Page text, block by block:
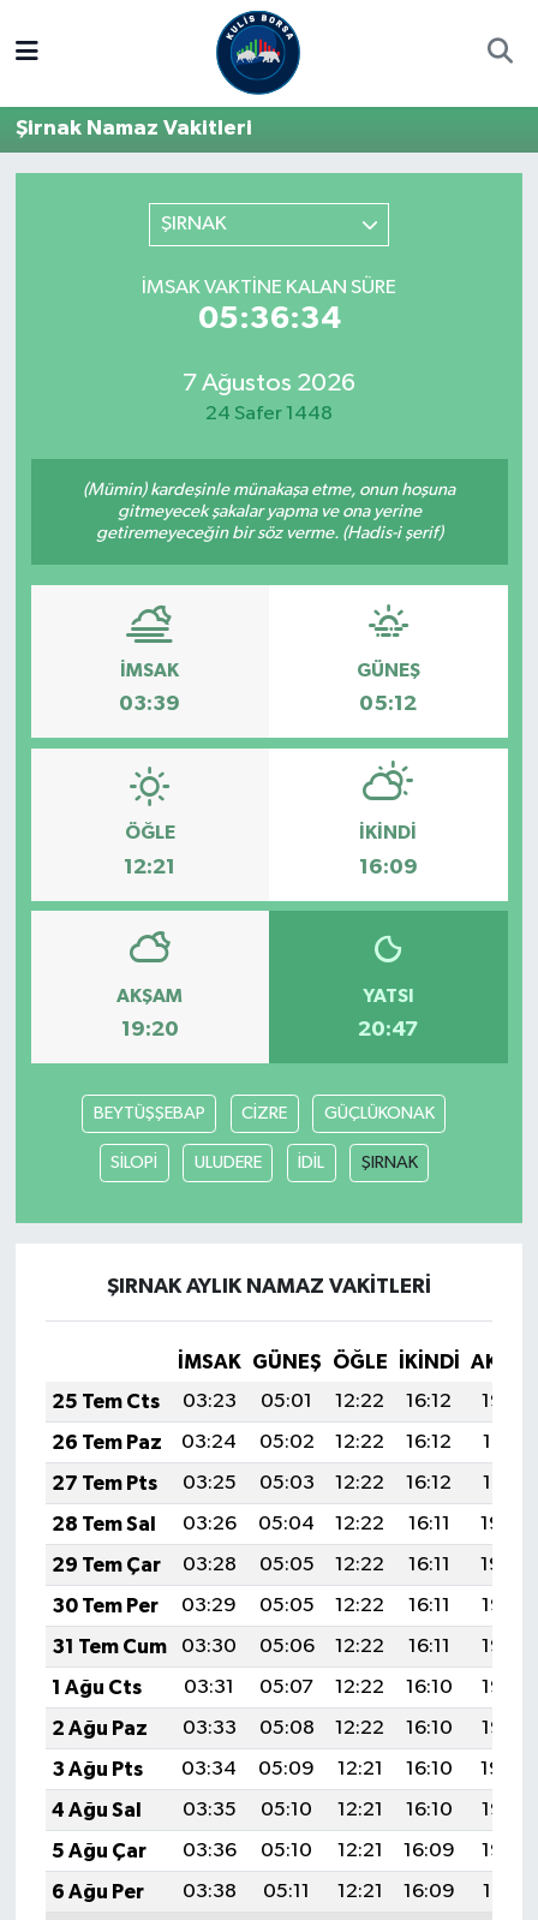
Şirnak Namaz Vakitleri
ŞIRNAK
İMSAK VAKTINE KALAN SÜRE
05:36:34
7 Ağustos 2026
24 Safer 1448
(Mümin) kardeşinle münakaşa etme, onun hoşuna
gitmeyecek şakalar yapma ve ona yerine
getiremeyeceğin bir söz verme. (Hadis-i şerif)
İMSAK
03:39
GÜNEŞ
05:12
ÖĞLE
12:21
İKINDI
16:09
AKŞAM
19:20
YATSI
20:47
BEYTÜŞŞEBAP CİZRE GÜÇLÜKONAK
SİLOPİ ULUDERE İDİL ŞIRNAK
ŞIRNAK AYLIK NAMAZ VAKITLERI
İMSAK GÜNEŞ ÖĞLE İKINDI
25 Tem Cts
03:23 05:01 12:22 16:12
19:32
26 Tem Paz
03:24 05:02 12:22 16:12
19:31
27 Tem Pts
03:25 05:03 12:22 16:12
19:31
28 Tem Sal
03:26 05:04 12:22 16:11
19:30
29 Tem Çar
03:28 05:05 12:22 16:11
19:29
30 Tem Per
03:29 05:05 12:22 16:11
19:28
31 Tem Cum
03:30 05:06 12:22 16:11
19:27
1 Ağu Cts
03:31 05:07 12:22 16:10
19:26
2 Ağu Paz
03:33 05:08 12:22 16:10
19:25
3 Ağu Pts
03:34 05:09 12:21 16:10
19:24
4 Ağu Sal
03:35 05:10 12:21 16:10
19:23
5 Ağu Çar
03:36 05:10 12:21 16:09
19:22
6 Ağu Per
03:38 05:11 12:21 16:09
19:21
Hisse Yorumu
Kulis Haber
Halka Arzlar
Trafik Durumu
Süper Lig Puan Durumu ve Fikstür
Tüm Manşetler